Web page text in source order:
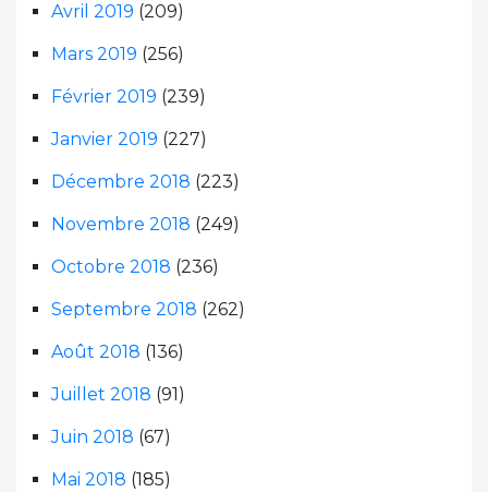
Avril 2019 (209)
Mars 2019 (256)
Février 2019 (239)
Janvier 2019 (227)
Décembre 2018 (223)
Novembre 2018 (249)
Octobre 2018 (236)
Septembre 2018 (262)
Août 2018 (136)
Juillet 2018 (91)
Juin 2018 (67)
Mai 2018 (185)